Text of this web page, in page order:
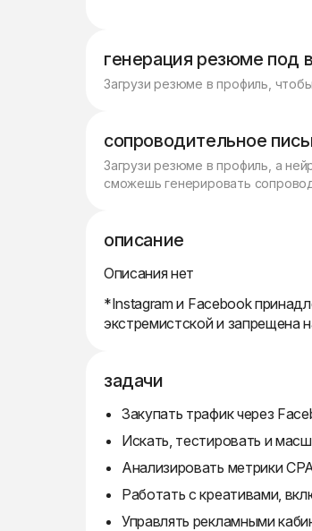
генерация резюме под
Загрузи резюме в профиль,
сопроводительное
Загрузи резюме в профиль, а
сможешь генерировать
описание
Описания нет
*Instagram и Facebook
экстремистской и запрещена
задачи
Закупать трафик через
Искать, тестировать и
Анализировать метрики
Работать с креативами,
Управлять рекламными